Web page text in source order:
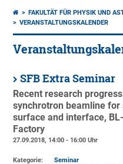
FAKULTÄT FÜR PHYSIK UND
VERANSTALTUNGSKALENDER
SFB Extra Seminar
Recent research
synchrotron beamline
surface and interface,
Factory
27.09.2018, 14:00 - 16:00 Uhr
Kategorie:
Seminar